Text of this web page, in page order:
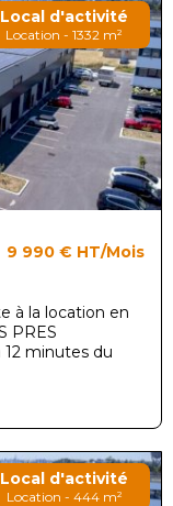
Local d'activité
Location - 1332 m²
9 990 € HT/Mois
à la location en
PRES
12 minutes du
Local d'activité
Location - 444 m²